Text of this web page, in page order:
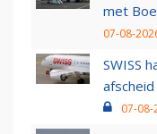
met
07-08-
SWISS
07-08-